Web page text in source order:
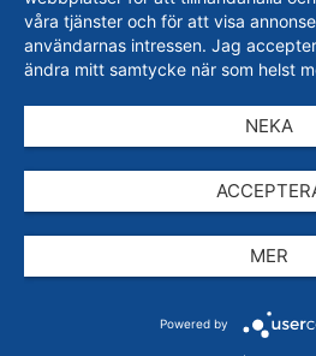
våra tjänster och för att visa
användarnas intressen. Jag
ändra mitt samtycke när som helst
NEKA
MER
Powered by